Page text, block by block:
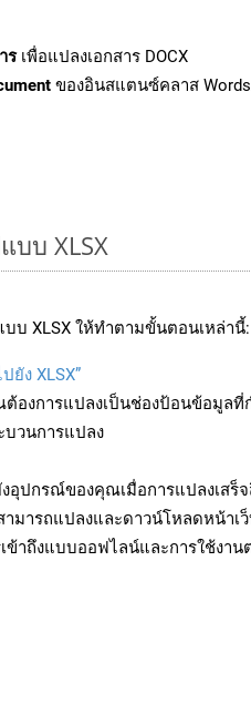
รเพื่อแปลงเอกสาร DOCX
ของอินสแตนซ์คลาส
บบ XLSX
บ XLSX ให้ทำตามขั้นตอนเหล่านี้:
ยัง XLSX”
องการแปลงเป็นช่องป้อนข้อมูลที่
บวนการแปลง
อุปกรณ์ของคุณเมื่อการแปลงเสร็
มารถแปลงและดาวน์โหลดหน้าเ
ข้าถึงแบบออฟไลน์และการใช้งาน